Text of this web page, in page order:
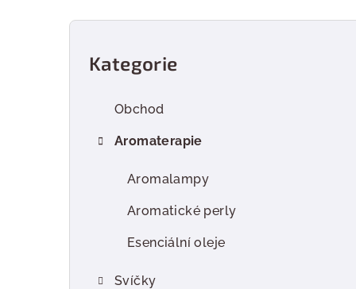
P
Přeskočit
kategorie
Kategorie
Obchod
Aromaterapie
Aromalampy
Aromatické perly
Esenciální oleje
Svíčky